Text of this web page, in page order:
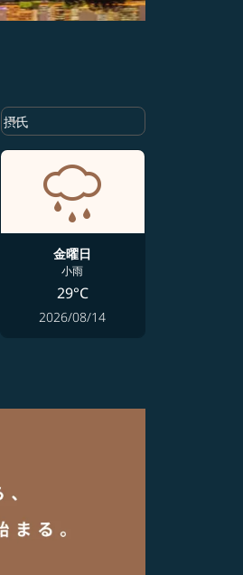
Weather unit option 摂氏 Selected
摂氏
keyboard_arrow_down
金曜日
小雨
29°C
2026/08/14